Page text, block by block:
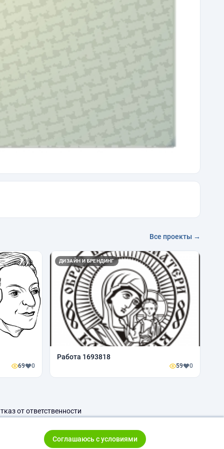
Все проекты →
69 0
ДИЗАЙН И БРЕНДИНГ
Работа 1693818
59 0
от ответственности
Соглашаюсь с условиями